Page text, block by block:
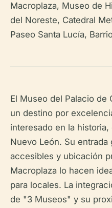
Macroplaza, Museo de
del Noreste, Catedral
Paseo Santa Lucía,
El Museo del Palacio de
un destino por
interesado en la
Nuevo León. Su entrada
accesibles y ubicación
Macroplaza lo hacen
para locales. La
de "3 Museos" y su